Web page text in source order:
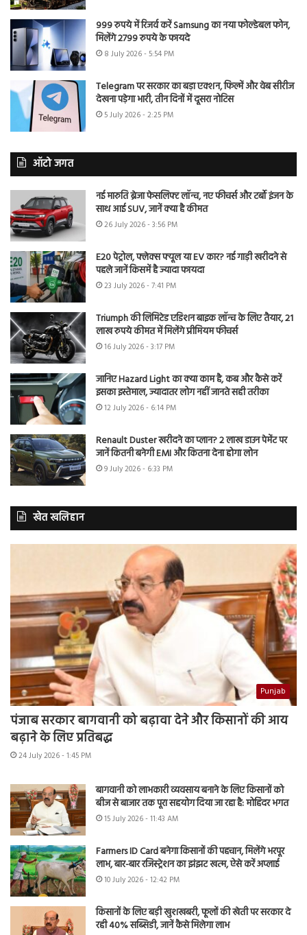
999 रुपये में रिजर्व करें Samsung का नया फोल्डेबल फोन,
मिलेंगे 2799 रुपये के फायदे
8 July 2026 - 5:54 PM
Telegram पर सरकार का बड़ा एक्शन, फिल्में और वेब सीरीज
देखना पड़ेगा भारी, तीन दिनों में दूसरा नोटिस
5 July 2026 - 2:25 PM
ऑटो जगत
नई मारुति ब्रेजा फेसलिफ्ट लॉन्च, नए फीचर्स और टर्बो इंजन के
साथ आई SUV, जानें क्या है कीमत
26 July 2026 - 3:56 PM
E20 पेट्रोल, फ्लेक्स फ्यूल या EV कार? नई गाड़ी खरीदने से
पहले जानें किसमें है ज्यादा फायदा
23 July 2026 - 7:41 PM
Triumph की लिमिटेड एडिशन बाइक लॉन्च के लिए तैयार, 21
लाख रुपये कीमत में मिलेंगे प्रीमियम फीचर्स
16 July 2026 - 3:17 PM
जानिए Hazard Light का क्या काम है, कब और कैसे करें
इसका इस्तेमाल, ज्यादातर लोग नहीं जानते सही तरीका
12 July 2026 - 6:14 PM
Renault Duster खरीदने का प्लान? 2 लाख डाउन पेमेंट पर
जानें कितनी बनेगी EMI और कितना देना होगा लोन
9 July 2026 - 6:33 PM
खेत खलिहान
Punjab
पंजाब सरकार बागवानी को बढ़ावा देने और किसानों की आय
बढ़ाने के लिए प्रतिबद्ध
24 July 2026 - 1:45 PM
बागवानी को लाभकारी व्यवसाय बनाने के लिए किसानों को
बीज से बाजार तक पूरा सहयोग दिया जा रहा है: मोहिंदर भगत
15 July 2026 - 11:43 AM
Farmers ID Card बनेगा किसानों की पहचान, मिलेंगे भरपूर
लाभ, बार-बार रजिस्ट्रेशन का झंझट खत्म, ऐसे करें अप्लाई
10 July 2026 - 12:42 PM
किसानों के लिए बड़ी खुशखबरी, फूलों की खेती पर सरकार दे
रही 40% सब्सिडी, जानें कैसे मिलेगा लाभ